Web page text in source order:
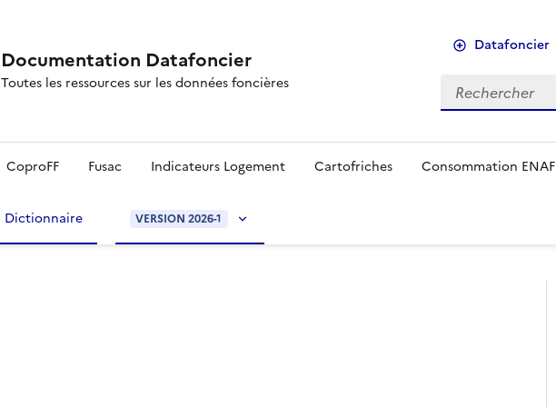
Documentation Datafoncier
Toutes les ressources sur les données foncières
Datafoncier
Rechercher
CoproFF Fusac Indicateurs Logement Cartofriches Consommation ENAF
Dictionnaire VERSION 2026-1